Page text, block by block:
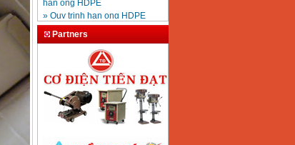
» Quy trinh han ong HDPE
han thuy luc
» Cataloge may han Jasic
chinh hang
» Huong dan su dung may
han bam han diem
» Cach phan biet may han
Tien Dat that gia
» Thap giai nhiet Tashin dai
loan
» Quy trinh lap dat may han
Partners